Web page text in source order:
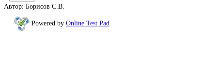
Автор: Борисов С.В.
Powered by Online Test Pad